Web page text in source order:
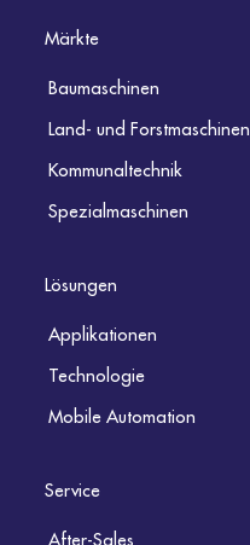
Märkte
Baumaschinen
Land- und Forstmaschinen
Kommunaltechnik
Spezialmaschinen
Lösungen
Applikationen
Technologie
Mobile Automation
Service
After-Sales